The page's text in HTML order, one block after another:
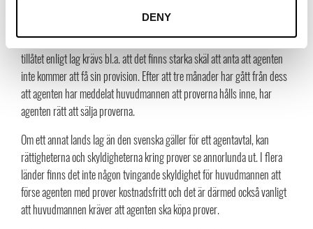
DENY
gällande agentavtal, finns vissa möjligheter för agenten att hålla inne
proverna till säkerhet för sin provisionsfordran. För att detta ska vara
tillåtet enligt lag krävs bl.a. att det finns starka skäl att anta att agenten
inte kommer att få sin provision. Efter att tre månader har gått från dess
att agenten har meddelat huvudmannen att proverna hålls inne, har
agenten rätt att sälja proverna.
Om ett annat lands lag än den svenska gäller för ett agentavtal, kan
rättigheterna och skyldigheterna kring prover se annorlunda ut. I flera
länder finns det inte någon tvingande skyldighet för huvudmannen att
förse agenten med prover kostnadsfritt och det är därmed också vanligt
att huvudmannen kräver att agenten ska köpa prover.